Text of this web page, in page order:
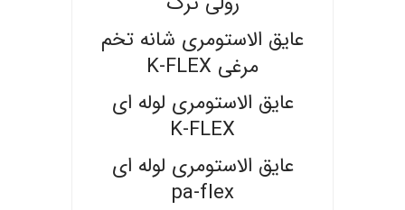
عایق الاستومری شانه تخم
مرغی K-FLEX
عایق الاستومری لوله ای
K-FLEX
عایق الاستومری لوله ای
pa-flex